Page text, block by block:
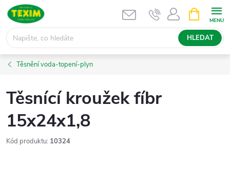
Přejít
obsah
HLEDAT
NÁKUPNÍ
KOŠÍK
Těsnění voda-topení-plyn
Těsnící kroužek fíbr
15x24x1,8
Kód produktu: 10324